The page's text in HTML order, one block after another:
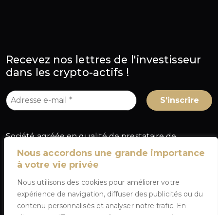
Nous accordons une grande importance
à votre vie privée
Nous utilisons des cookies pour améliorer votre
expérience de navigation, diffuser des publicités ou du
contenu personnalisés et analyser notre trafic. En
Recevez nos lettres de l'investisseur
dans les crypto-actifs !
Société agréée en qualité de prestataire de
services sur crypto-actifs (PSCA) au titre du
règlement européen MiCA, sous le numéro
financiers (AMF) en France.